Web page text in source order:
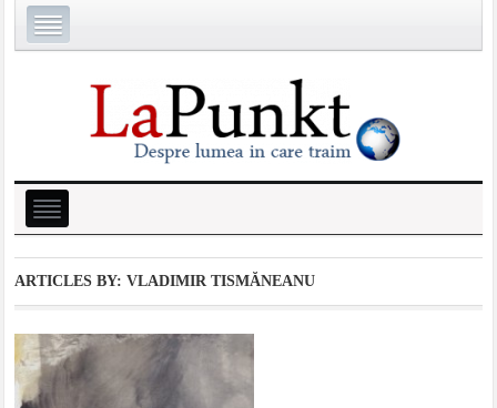
ARTICLES BY: VLADIMIR TISMĂNEANU